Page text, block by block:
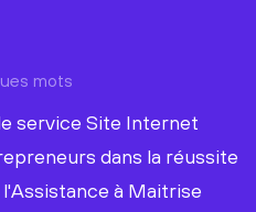
mots
service Site Internet
dans la réussite
à Maitrise